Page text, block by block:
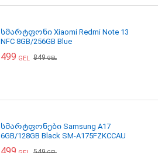
სმარტფონი Xiaomi Redmi Note 13
NFC 8GB/256GB Blue
499 GEL 849GEL
სმარტფონები Samsung A17
6GB/128GB Black SM-A175FZKCCAU